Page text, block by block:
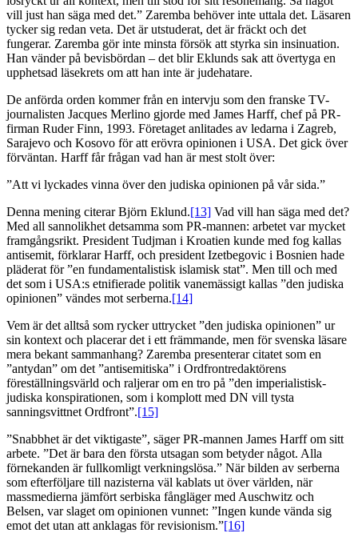
vill just han säga med det.” Zaremba behöver inte uttala det. Läsaren
tycker sig redan veta. Det är utstuderat, det är fräckt och det
fungerar. Zaremba gör inte minsta försök att styrka sin insinuation.
Han vänder på bevisbördan – det blir Eklunds sak att övertyga en
upphetsad läsekrets om att han inte är judehatare.
De anförda orden kommer från en intervju som den franske TV-
journalisten Jacques Merlino gjorde med James Harff, chef på PR-
firman Ruder Finn, 1993. Företaget anlitades av ledarna i Zagreb,
Sarajevo och Kosovo för att erövra opinionen i USA. Det gick över
förväntan. Harff får frågan vad han är mest stolt över:
”Att vi lyckades vinna över den judiska opinionen på vår sida.”
Denna mening citerar Björn Eklund.[13] Vad vill han säga med det?
Med all sannolikhet detsamma som PR-mannen: arbetet var mycket
framgångsrikt. President Tudjman i Kroatien kunde med fog kallas
antisemit, förklarar Harff, och president Izetbegovic i Bosnien hade
pläderat för ”en fundamentalistisk islamisk stat”. Men till och med
det som i USA:s etnifierade politik vanemässigt kallas ”den judiska
opinionen” vändes mot serberna.[14]
Vem är det alltså som rycker uttrycket ”den judiska opinionen” ur
sin kontext och placerar det i ett främmande, men för svenska läsare
mera bekant sammanhang? Zaremba presenterar citatet som en
”antydan” om det ”antisemitiska” i Ordfrontredaktörens
föreställningsvärld och raljerar om en tro på ”den imperialistisk-
judiska konspirationen, som i komplott med DN vill tysta
sanningsvittnet Ordfront”.[15]
”Snabbhet är det viktigaste”, säger PR-mannen James Harff om sitt
arbete. ”Det är bara den första utsagan som betyder något. Alla
förnekanden är fullkomligt verkningslösa.” När bilden av serberna
som efterföljare till nazisterna väl kablats ut över världen, när
massmedierna jämfört serbiska fångläger med Auschwitz och
Belsen, var slaget om opinionen vunnet: ”Ingen kunde vända sig
emot det utan att anklagas för revisionism.”[16]